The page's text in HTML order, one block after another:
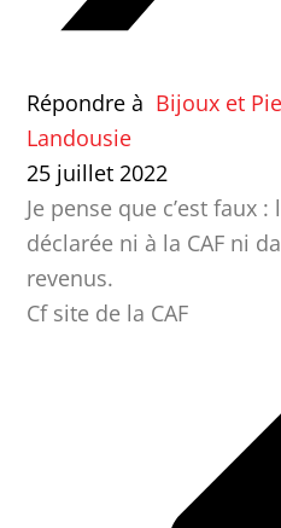
Répondre à Bijoux et
Landousie
25 juillet 2022
Je pense que c’est faux
déclarée ni à la CAF ni
revenus.
Cf site de la CAF